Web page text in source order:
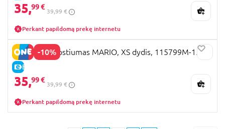
35,99 €
39,99 €
Perkant papildomą prekę internetu
-10%
E-KAINA
DISEGUISE kostiumas MARIO, XS dydis, 115799M-15L-6
35,99 €
39,99 €
Perkant papildomą prekę internetu